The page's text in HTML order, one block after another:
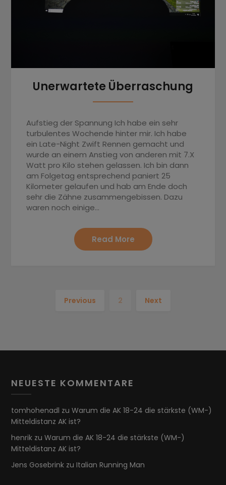
Unerwartete Überraschung
Aufstieg der Spannung Ich habe ein sehr
turbulentes Wochende hinter mir. Ich habe
ein Late-Night Zwift Rennen gemacht und
wurde an einem Anstieg von anderen mit 7.X
Watt pro Kilo stehen gelassen. Ich bin dann
am Folgetag entsprechend paniert 25
Kilometer gelaufen und hab am Ende doch
sehr die Zähne zusammengebissen. Dazu
waren noch einige…
Read More
Previous 2 Next
NEUESTE KOMMENTARE
tomhohenadl zuWarum die AK 18-24 die stärkste (WM-)
Mitteldistanz AK ist?
henrik zuWarum die AK 18-24 die stärkste (WM-)
Mitteldistanz AK ist?
Jens Gosebrink zuItalian Running Man